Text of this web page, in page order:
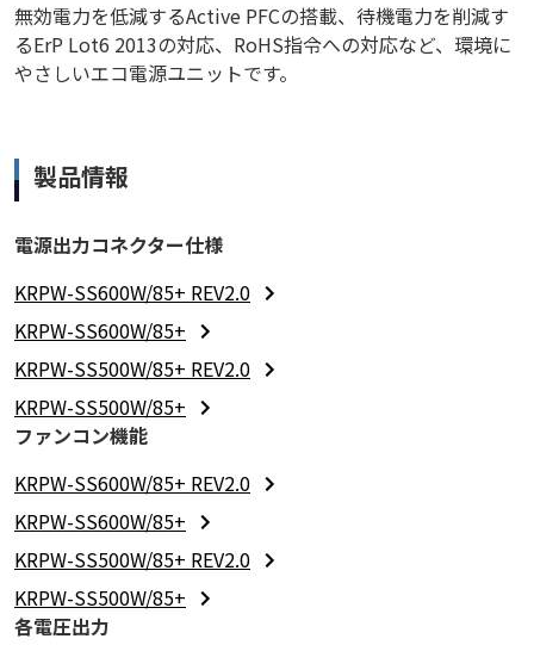
無効電力を低減するActive PFCの搭載、待機電力を削減す
るErP Lot6 2013の対応、RoHS指令への対応など、環境に
やさしいエコ電源ユニットです。
製品情報
電源出力コネクター仕様
KRPW-SS600W/85+ REV2.0
KRPW-SS600W/85+
KRPW-SS500W/85+ REV2.0
KRPW-SS500W/85+
ファンコン機能
KRPW-SS600W/85+ REV2.0
KRPW-SS600W/85+
KRPW-SS500W/85+ REV2.0
KRPW-SS500W/85+
各電圧出力